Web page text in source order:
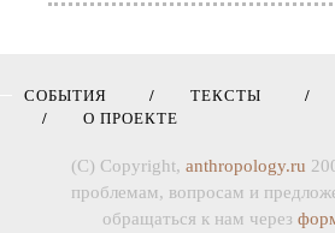
СОБЫТИЯ ТЕКСТЫ
О ПРОЕКТЕ
(C) Copyright, anthropology.ru
проблемам, вопросам и
обращаться к нам через